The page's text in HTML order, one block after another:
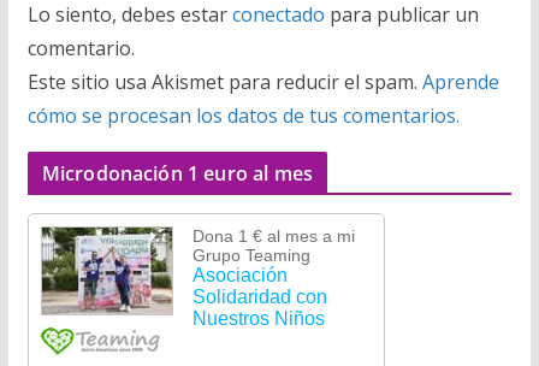
Lo siento, debes estarconectado para publicar un
comentario.
Este sitio usa Akismet para reducir el spam. Aprende
cómo se procesan los datos de tus comentarios.
Microdonación 1 euro al mes